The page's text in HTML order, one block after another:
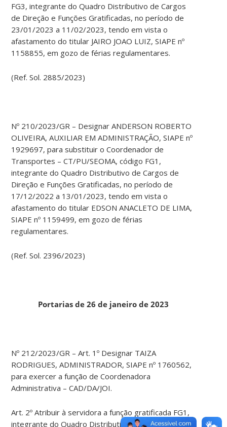
FG3, integrante do Quadro Distributivo de Cargos
de Direção e Funções Gratificadas, no período de
23/01/2023 a 11/02/2023, tendo em vista o
afastamento do titular JAIRO JOAO LUIZ, SIAPE nº
1158855, em gozo de férias regulamentares.
(Ref. Sol. 2885/2023)
Nº 210/2023/GR – Designar ANDERSON ROBERTO
OLIVEIRA, AUXILIAR EM ADMINISTRAÇÃO, SIAPE nº
1929697, para substituir o Coordenador de
Transportes – CT/PU/SEOMA, código FG1,
integrante do Quadro Distributivo de Cargos de
Direção e Funções Gratificadas, no período de
17/12/2022 a 13/01/2023, tendo em vista o
afastamento do titular EDSON ANACLETO DE LIMA,
SIAPE nº 1159499, em gozo de férias
regulamentares.
(Ref. Sol. 2396/2023)
Portarias de 26 de janeiro de 2023
Nº 212/2023/GR – Art. 1º Designar TAIZA
RODRIGUES, ADMINISTRADOR, SIAPE nº 1760562,
para exercer a função de Coordenadora
Administrativa – CAD/DA/JOI.
Art. 2º Atribuir à servidora a função gratificada FG1,
integrante do Quadro Distributivo de Cargos de